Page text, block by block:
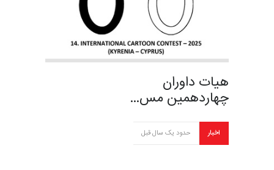
هیات داوران
چهاردهمین مس…
اخبار حدود یک سال قبل